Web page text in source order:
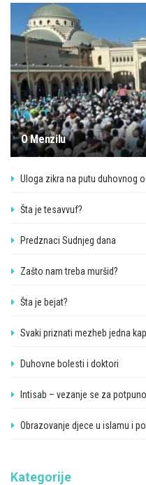
O Menzilu
Uloga zikra na putu duhovnog
Šta je tesavvuf?
Predznaci Sudnjeg dana
Zašto nam treba muršid?
Šta je bejat?
Svaki priznati mezheb jedna
Duhovne bolesti i doktori
Intisab – vezanje se za
Obrazovanje djece u islamu i
Kategorije